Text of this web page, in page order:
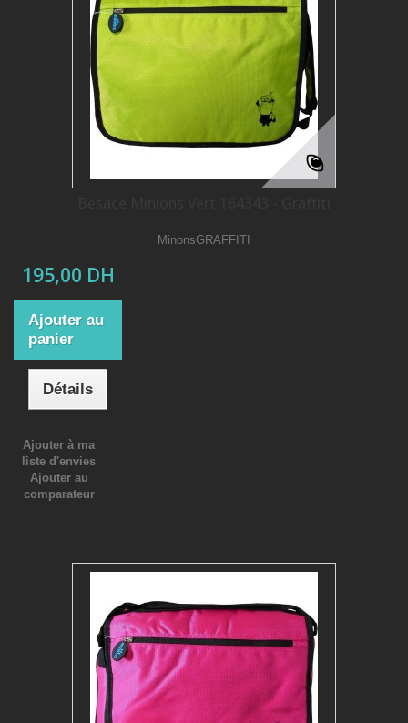
MinonsGRAFFITI
195,00 DH
Ajouter au
panier
Détails
Ajouter à ma
liste d'envies
Ajouter au
comparateur